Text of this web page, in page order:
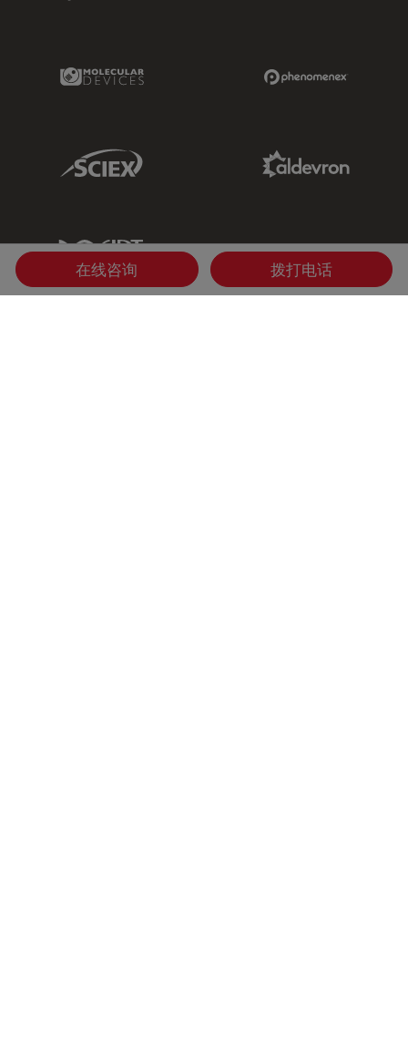
Molecular Devices Link
Sciex Link
IDT Link
在线咨询 拨打电话